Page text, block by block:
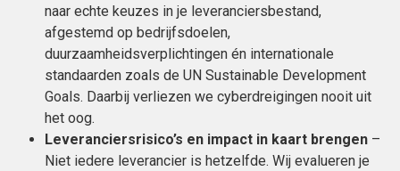
naar echte keuzes in je leveranciersbestand,
afgestemd op bedrijfsdoelen,
duurzaamheidsverplichtingen én internationale
standaarden zoals de UN Sustainable Development
Goals. Daarbij verliezen we cyberdreigingen nooit uit
het oog.
Leveranciersrisico’s en impact in kaart brengen –
Niet iedere leverancier is hetzelfde. Wij evalueren je